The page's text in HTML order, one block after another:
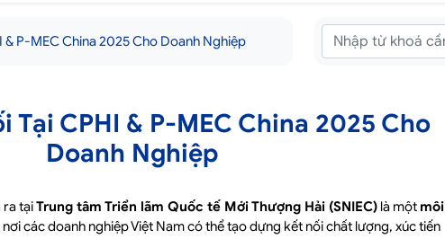
& P-MEC China 2025 Cho Doanh Nghiệp
Tại CPHI & P-MEC China 2025 Cho
Doanh Nghiệp
ra tạiTrung tâm Triển lãm Quốc tế Mới Thượng Hải (SNIEC) là một môi
nơi các doanh nghiệp Việt Nam có thể tạo dựng kết nối chất lượng, xúc tiến